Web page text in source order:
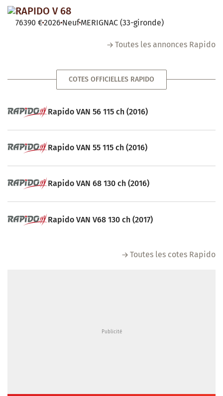
RAPIDO V 68
76390 €2026 Neuf MERIGNAC (33-gironde)
Toutes les annonces Rapido
COTES OFFICIELLES RAPIDO
Rapido VAN 56 115 ch (2016)
Rapido VAN 55 115 ch (2016)
Rapido VAN 68 130 ch (2016)
Rapido VAN V68 130 ch (2017)
Toutes les cotes Rapido